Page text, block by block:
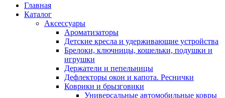
Главная
Каталог
Аксессуары
Ароматизаторы
Детские кресла и удерживающие устройства
Брелоки, ключницы, кошельки, подушки и
игрушки
Держатели и пепельницы
Дефлекторы окон и капота. Реснички
Коврики и брызговики
Универсальные автомобильные ковры